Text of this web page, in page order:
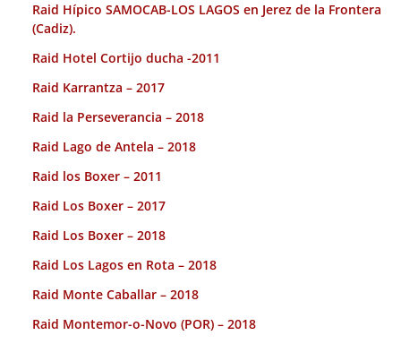
Raid Hípico SAMOCAB-LOS LAGOS en Jerez de la Frontera
(Cadiz).
Raid Hotel Cortijo ducha -2011
Raid Karrantza – 2017
Raid la Perseverancia – 2018
Raid Lago de Antela – 2018
Raid los Boxer – 2011
Raid Los Boxer – 2017
Raid Los Boxer – 2018
Raid Los Lagos en Rota – 2018
Raid Monte Caballar – 2018
Raid Montemor-o-Novo (POR) – 2018